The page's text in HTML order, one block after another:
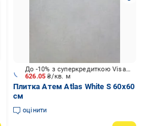
626.05₴/кв. м
До -10% з суперкредиткою Visa Вигода
Плитка Атем Atlas White S 60x60
см
оцінити